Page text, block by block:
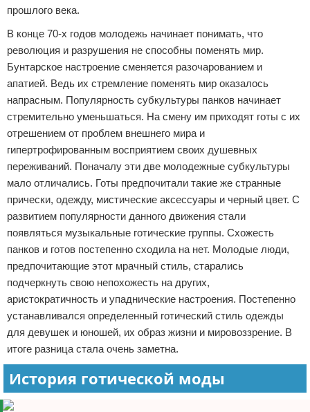
прошлого века.
В конце 70-х годов молодежь начинает понимать, что
революция и разрушения не способны поменять мир.
Бунтарское настроение сменяется разочарованием и
апатией. Ведь их стремление поменять мир оказалось
напрасным. Популярность субкультуры панков начинает
стремительно уменьшаться. На смену им приходят готы с их
отрешением от проблем внешнего мира и
гипертрофированным восприятием своих душевных
переживаний. Поначалу эти две молодежные субкультуры
мало отличались. Готы предпочитали такие же странные
прически, одежду, мистические аксессуары и черный цвет. С
развитием популярности данного движения стали
появляться музыкальные готические группы. Схожесть
панков и готов постепенно сходила на нет. Молодые люди,
предпочитающие этот мрачный стиль, старались
подчеркнуть свою непохожесть на других,
аристократичность и упаднические настроения. Постепенно
устанавливался определенный готический стиль одежды
для девушек и юношей, их образ жизни и мировоззрение. В
итоге разница стала очень заметна.
История готической моды